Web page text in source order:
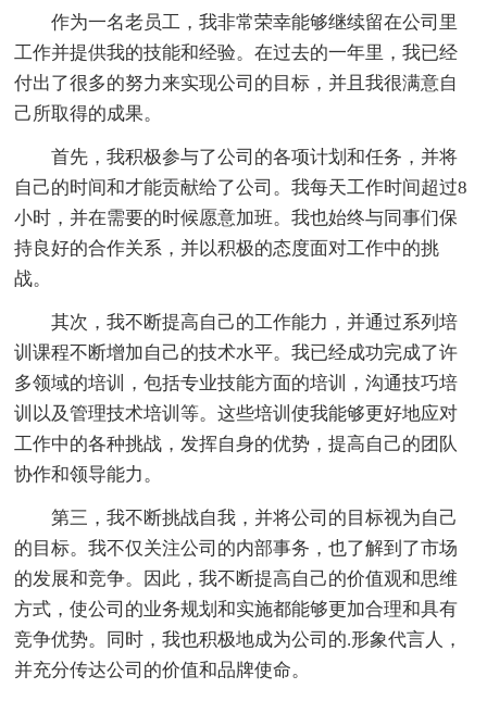
作为一名老员工，我非常荣幸能够继续留在公司里
工作并提供我的技能和经验。在过去的一年里，我已经
付出了很多的努力来实现公司的目标，并且我很满意自
己所取得的成果。
首先，我积极参与了公司的各项计划和任务，并将
自己的时间和才能贡献给了公司。我每天工作时间超过8
小时，并在需要的时候愿意加班。我也始终与同事们保
持良好的合作关系，并以积极的态度面对工作中的挑
战。
其次，我不断提高自己的工作能力，并通过系列培
训课程不断增加自己的技术水平。我已经成功完成了许
多领域的培训，包括专业技能方面的培训，沟通技巧培
训以及管理技术培训等。这些培训使我能够更好地应对
工作中的各种挑战，发挥自身的优势，提高自己的团队
协作和领导能力。
第三，我不断挑战自我，并将公司的目标视为自己
的目标。我不仅关注公司的内部事务，也了解到了市场
的发展和竞争。因此，我不断提高自己的价值观和思维
方式，使公司的业务规划和实施都能够更加合理和具有
竞争优势。同时，我也积极地成为公司的.形象代言人，
并充分传达公司的价值和品牌使命。